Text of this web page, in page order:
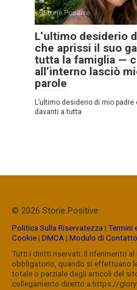
Storie Positive
L’ultimo desiderio
che aprissi il suo
tutta la famiglia —
all’interno lasciò
parole
L’ultimo desiderio di mio
davanti a tutta
© 2026 Storie Positive
Politica Sulla Riservatezza | Termini
Cookie| DMCA | Modulo di Contatto
Tutti i diritti riservati. Il riferimento
obbligatorio, quando si effettuano
totale o parziale degli articoli del
collegamento diretto a https://